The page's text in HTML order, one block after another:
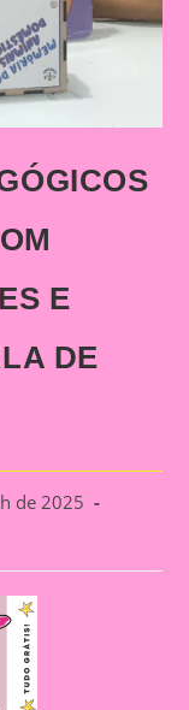
E
DE
de 2025